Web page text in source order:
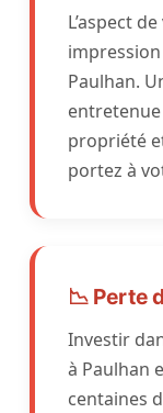
L’aspect
Paulhan.
entretenue
propriété
portez à
📉 Perte
Investir
à Paulhan
centaines